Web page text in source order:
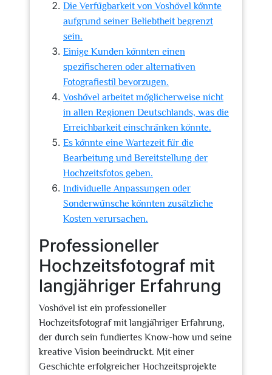
Die Verfügbarkeit von Voshövel könnte
aufgrund seiner Beliebtheit begrenzt
sein.
Einige Kunden könnten einen
spezifischeren oder alternativen
Fotografiestil bevorzugen.
Voshövel arbeitet möglicherweise nicht
in allen Regionen Deutschlands, was die
Erreichbarkeit einschränken könnte.
Es könnte eine Wartezeit für die
Bearbeitung und Bereitstellung der
Hochzeitsfotos geben.
Individuelle Anpassungen oder
Sonderwünsche könnten zusätzliche
Kosten verursachen.
Professioneller
Hochzeitsfotograf mit
langjähriger Erfahrung
Voshövel ist ein professioneller
Hochzeitsfotograf mit langjähriger Erfahrung,
der durch sein fundiertes Know-how und seine
kreative Vision beeindruckt. Mit einer
Geschichte erfolgreicher Hochzeitsprojekte